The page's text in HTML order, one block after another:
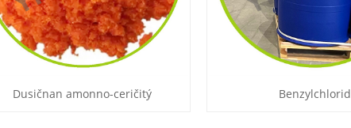
Dusičnan amonno-ceričitý Benzylchlorid